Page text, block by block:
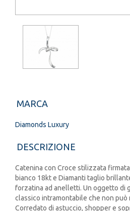
MARCA
Diamonds Luxury
DESCRIZIONE
Catenina con Croce stilizzata
bianco 18kt e Diamanti taglio
forzatina ad anelletti. Un oggetto di
classico intramontabile che non può
Corredato di astuccio, shopper e